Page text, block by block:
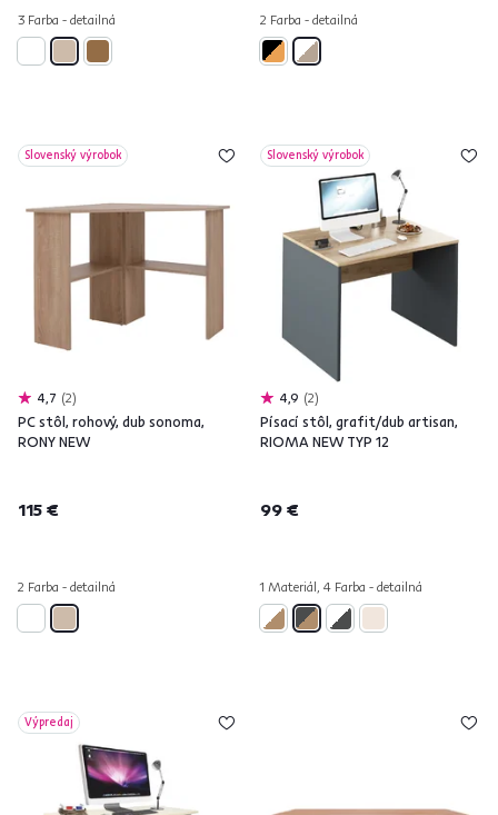
3 Farba - detailná 2 Farba - detailná
Slovenský výrobok
4,7 2
PC stôl, rohový, dub sonoma,
RONY NEW
115 €
2 Farba - detailná
Slovenský výrobok
4,9 2
Písací stôl, grafit/dub artisan,
RIOMA NEW TYP 12
99 €
1 Materiál, 4 Farba - detailná
Výpredaj